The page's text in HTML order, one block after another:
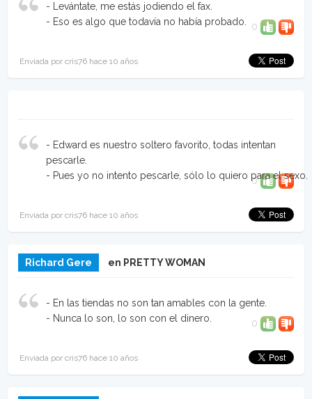
- Levántate, me estás jodiendo el fax.
- Eso es algo que todavía no había probado.
0
Enviada por cris76 hace 10 años
- Edward es nuestro soltero favorito, todas intentan
pescarle.
- Pues yo no intento pescarle, sólo lo quiero para el sexo.
0
Enviada por cris76 hace 10 años
Richard Gere en PRETTY WOMAN
- En las tiendas no son tan amables con la gente.
- Nunca lo son, lo son con el dinero.
0
Enviada por cris76 hace 10 años